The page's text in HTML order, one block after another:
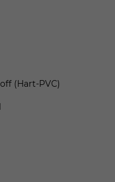
(Hart-PVC)
Dieser Wert speichert